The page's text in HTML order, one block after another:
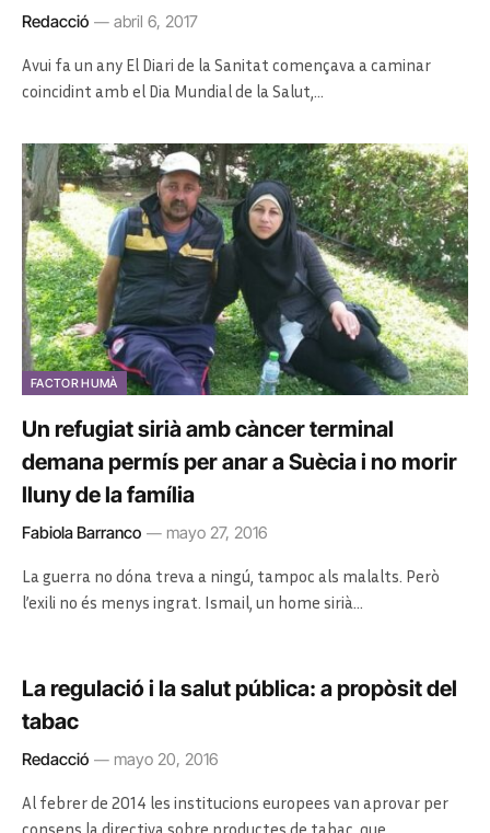
Redacció abril 6, 2017
Avui fa un any El Diari de la Sanitat començava a caminar
coincidint amb el Dia Mundial de la Salut,…
FACTOR HUMÀ
Un refugiat sirià amb càncer terminal
demana permís per anar a Suècia i no morir
lluny de la família
Fabiola Barranco mayo 27, 2016
La guerra no dóna treva a ningú, tampoc als malalts. Però
l’exili no és menys ingrat. Ismail, un home sirià…
La regulació i la salut pública: a propòsit del
tabac
Redacció mayo 20, 2016
Al febrer de 2014 les institucions europees van aprovar per
consens la directiva sobre productes de tabac, que